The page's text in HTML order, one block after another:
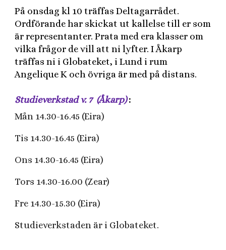
På onsdag kl 10 träffas Deltagarrådet.
Ordförande har skickat ut kallelse till er som
är representanter. Prata med era klasser om
vilka frågor de vill att ni lyfter. I Åkarp
träffas ni i Globateket, i Lund i rum
Angelique K och övriga är med på distans.
Studieverkstad v. 7 (Åkarp):
Mån 14.30-16.45 (Eira)
Tis 14.30-16.45 (Eira)
Ons 14.30-16.45 (Eira)
Tors 14.30-16.00 (Zear)
Fre 14.30-15.30 (Eira)
Studieverkstaden är i Globateket.